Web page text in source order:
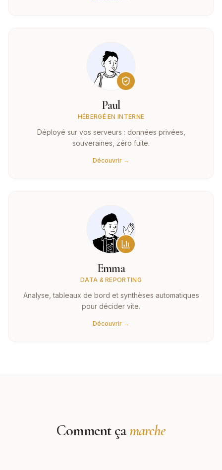
Paul
HÉBERGÉ EN INTERNE
Déployé sur vos serveurs : données privées,
souveraines, zéro fuite.
Découvrir →
Emma
DATA & REPORTING
Analyse, tableaux de bord et synthèses automatiques
pour décider vite.
Découvrir →
Comment çamarche